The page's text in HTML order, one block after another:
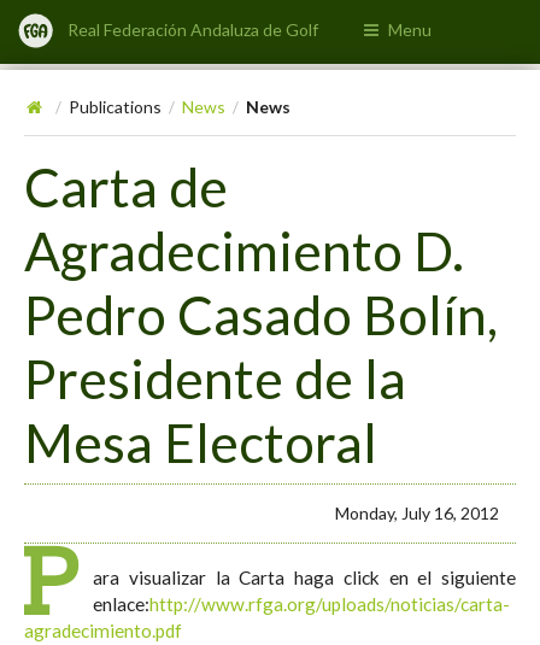
Real Federación Andaluza de Golf Menu
/ Publications / News / News
Carta de
Agradecimiento D.
Pedro Casado Bolín,
Presidente de la
Mesa Electoral
Monday, July 16, 2012
P
ara visualizar la Carta haga click en el siguiente
enlace:http://www.rfga.org/uploads/noticias/carta-
agradecimiento.pdf